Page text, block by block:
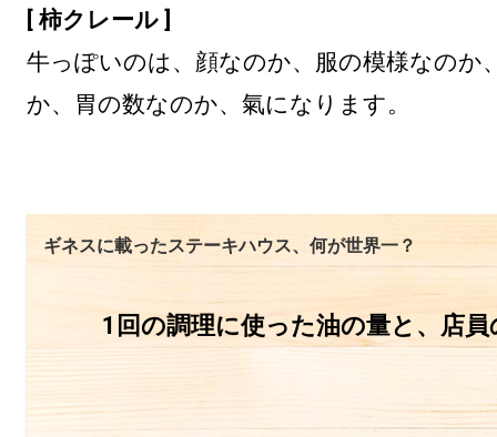
[ 柿クレール ]
牛っぽいのは、顔なのか、服の模様なのか
か、胃の数なのか、氣になります。
ギネスに載ったステーキハウス、何が世界一？
1回の調理に使った油の量と、店員